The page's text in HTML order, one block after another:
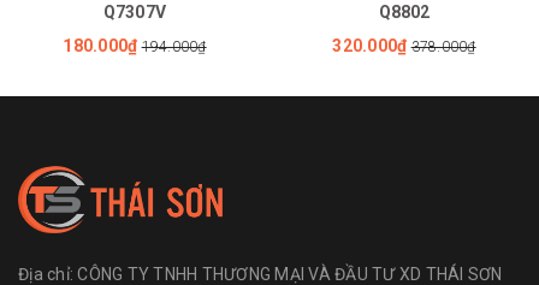
Q7307V
180.000₫ 194.000₫
Q8802
320.000₫ 378.000₫
Địa chỉ:CÔNG TY TNHH THƯƠNG MẠI VÀ ĐẦU TƯ XD THÁI SƠN